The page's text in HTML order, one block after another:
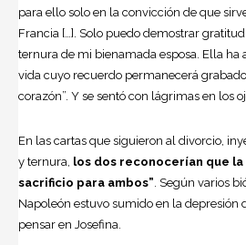
para ello solo en la convicción de que
Francia […]. Solo puedo demostrar
ternura de mi bienamada esposa. Ella ha
vida cuyo recuerdo permanecerá
corazón”. Y se sentó con lágrimas en los
En las cartas que siguieron al divorcio,
y ternura, los dos reconocerían que la
sacrificio para ambos”. Según varios
Napoleón estuvo sumido en la depresión
pensar en Josefina.